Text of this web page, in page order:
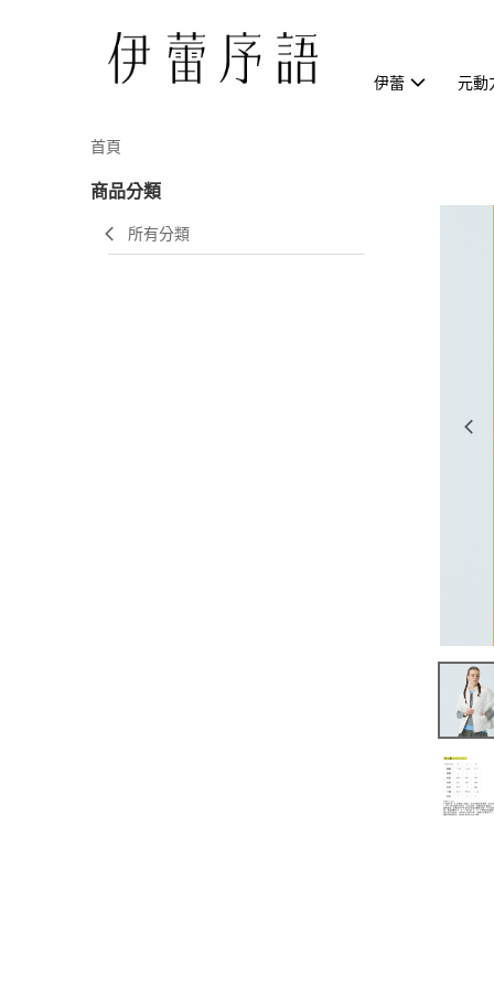
伊蕾 元動
首頁
商品分類
所有分類